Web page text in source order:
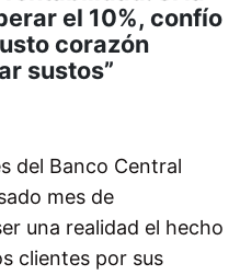
el 10%, confío
corazón
sustos”
del Banco Central
mes de
una realidad el hecho
clientes por sus